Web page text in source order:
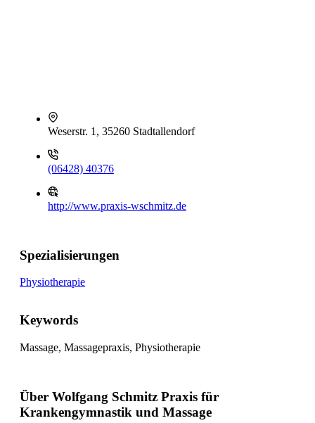
Weserstr. 1, 35260 Stadtallendorf
(06428) 40376
http://www.praxis-wschmitz.de
Spezialisierungen
Physiotherapie
Keywords
Massage, Massagepraxis, Physiotherapie
Über Wolfgang Schmitz Praxis für
Krankengymnastik und Massage